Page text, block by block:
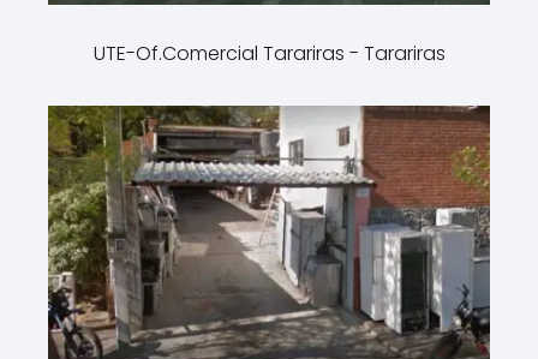
UTE-Of.Comercial Tarariras - Tarariras